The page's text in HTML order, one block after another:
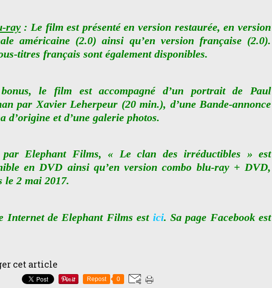
ray: Le film est présenté en version restaurée, en version
américaine (2.0) ainsi qu’en version française (2.0).
titres français sont également disponibles.
le film est accompagné d’un portrait de Paul
par Xavier Leherpeur (20 min.), d’une Bande-annonce
d’origine et d’une galerie photos.
par Elephant Films, « Le clan des irréductibles » est
en DVD ainsi qu’en version combo blu-ray + DVD,
le 2 mai 2017.
Internet de Elephant Films est ici. Sa page Facebook est
cet article
Repost 0